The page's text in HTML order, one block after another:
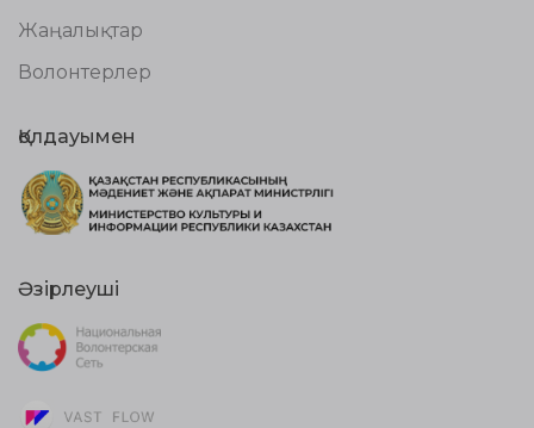
Жаңалықтар
Волонтерлер
Қолдауымен
Әзірлеуші